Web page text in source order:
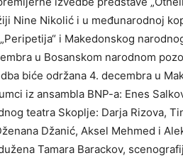
Nine Nikolić i u međunarodnoj
i Makedonskog
u Bosanskom narodnom
biće održana 4. decembra u
iz ansambla BNP-a: Enes
teatra Skoplje: Darja Rizova,
Džanić, Aksel Mehmed i
Tamara Barackov,